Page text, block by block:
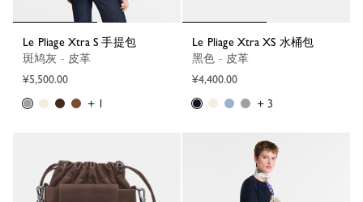
Le Pliage Xtra S 手提包
斑鸠灰 - 皮革
¥5,500.00
+ 1
Le Pliage Xtra XS 水桶包
黑色 - 皮革
¥4,400.00
+ 3